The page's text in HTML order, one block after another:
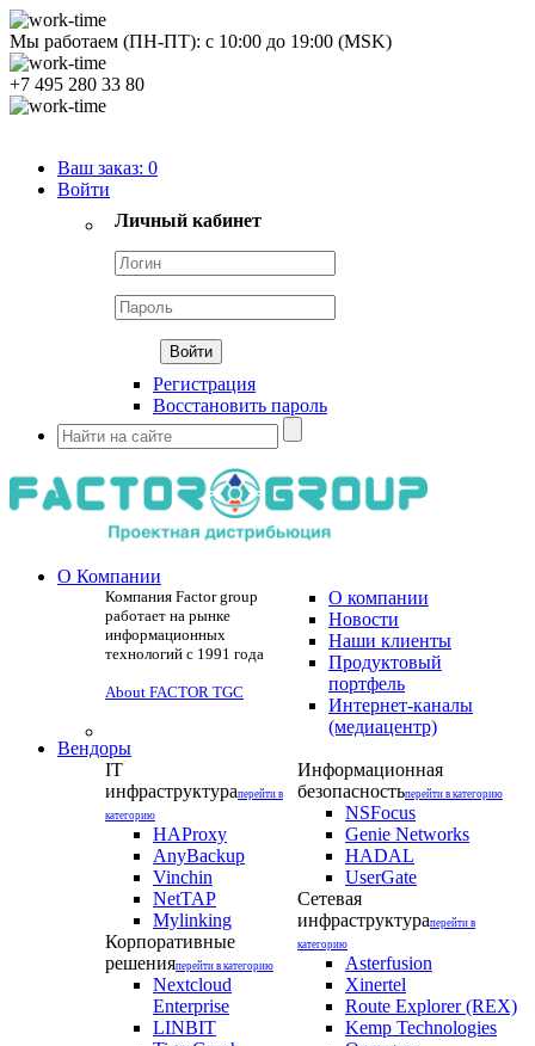
Мы работаем (ПН-ПТ): с 10:00 до 19:00 (MSK)
+7 495 280 33 80
Ваш заказ: 0
Войти
Личный кабинет
Регистрация
Восстановить пароль
О Компании
Компания Factor group
работает на рынке
информационных
технологий с 1991 года
About FACTOR TGC
О компании
Новости
Наши клиенты
Продуктовый
портфель
Интернет-каналы
(медиацентр)
Вендоры
IT
инфраструктураперейти в
категорию
HAProxy
AnyBackup
Vinchin
NetTAP
Mylinking
Корпоративные
решенияперейти в категорию
Nextcloud
Enterprise
LINBIT
Информационная
безопасностьперейти в категорию
NSFocus
Genie Networks
HADAL
UserGate
Сетевая
инфраструктураперейти в
категорию
Asterfusion
Xinertel
Route Explorer (REX)
Kemp Technologies